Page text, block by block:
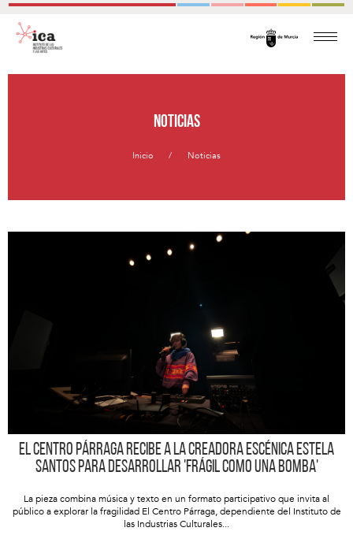
Noticias
Inicio Noticias
El Centro Párraga recibe a la creadora escénica Estela
Santos para desarrollar 'Frágil como una bomba'
La pieza combina música y texto en un formato participativo que invita al
público a explorar la fragilidad El Centro Párraga, dependiente del Instituto de
las Industrias Culturales...